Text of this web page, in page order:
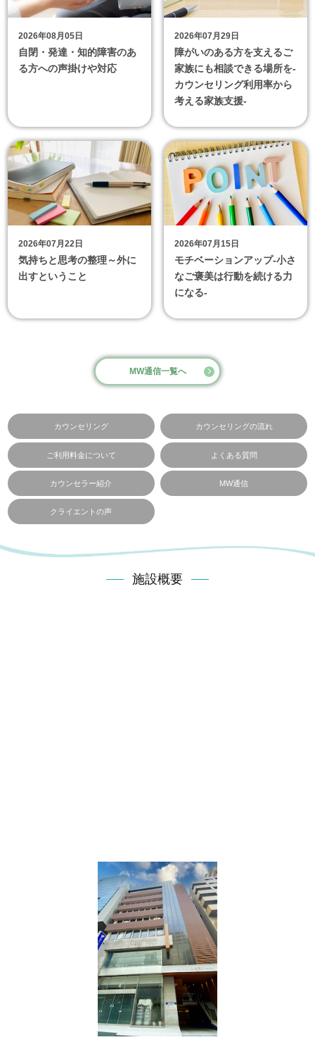
2026年08月05日
自閉・発達・知的障害のあ
る方への声掛けや対応
2026年07月29日
障がいのある方を支えるご
家族にも相談できる場所を-
カウンセリング利用率から
考える家族支援-
2026年07月22日
気持ちと思考の整理～外に
出すということ
2026年07月15日
モチベーションアップ‐小さ
なご褒美は行動を続ける力
になる‐
MW通信一覧へ
カウンセリング カウンセリングの流れ
ご利用料金について よくある質問
カウンセラー紹介 MW通信
クライエントの声
施設概要